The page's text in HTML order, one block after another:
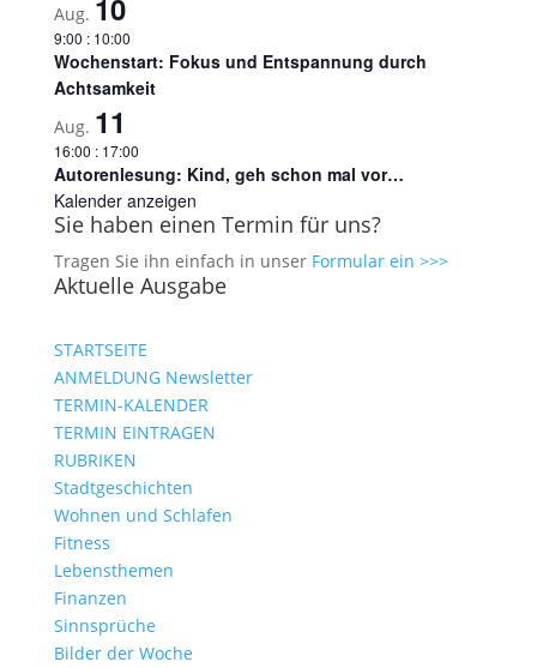
Aug. 10
9:00 : 10:00
Wochenstart: Fokus und Entspannung durch
Achtsamkeit
Aug. 11
16:00 : 17:00
Autorenlesung: Kind, geh schon mal vor…
Kalender anzeigen
Sie haben einen Termin für uns?
Tragen Sie ihn einfach in unser Formular ein >>>
Aktuelle Ausgabe
STARTSEITE
ANMELDUNG Newsletter
TERMIN-KALENDER
TERMIN EINTRAGEN
RUBRIKEN
Stadtgeschichten
Wohnen und Schlafen
Fitness
Lebensthemen
Finanzen
Sinnsprüche
Bilder der Woche